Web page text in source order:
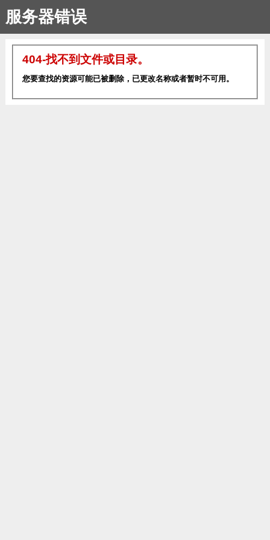
服务器错误
404-找不到文件或目录。
您要查找的资源可能已被删除，已更改名称或者暂时不可用。